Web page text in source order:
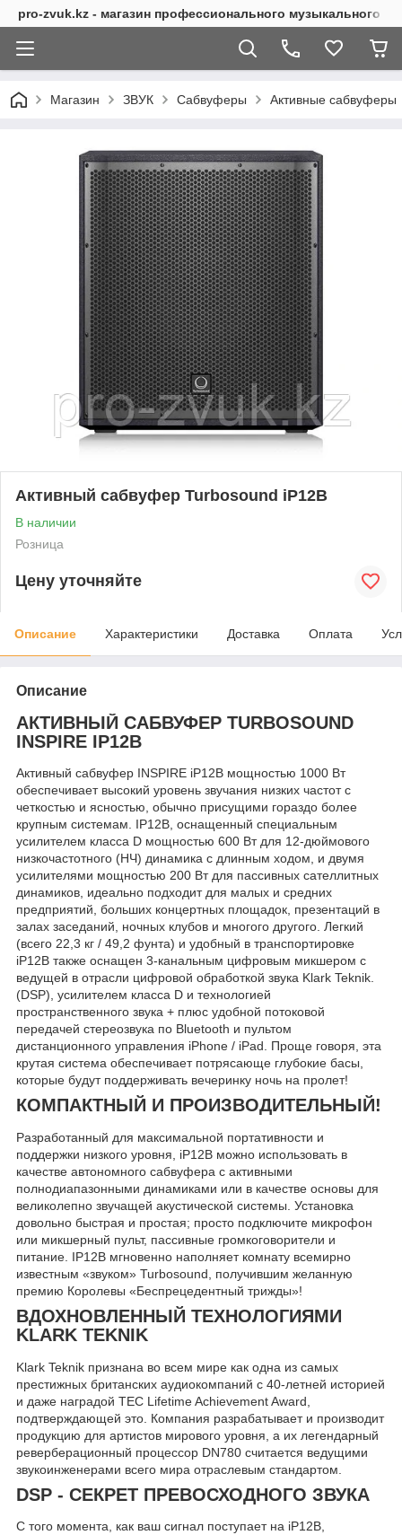
pro-zvuk.kz - магазин профессионального музыкального
Магазин ЗВУК Сабвуферы Активные сабвуферы
Активный сабвуфер Turbosound iP12B
В наличии
Розница
Цену уточняйте
Описание Характеристики Доставка Оплата
Описание
АКТИВНЫЙ САБВУФЕР TURBOSOUND
INSPIRE IP12B
Активный сабвуфер INSPIRE iP12B мощностью 1000 Вт
обеспечивает высокий уровень звучания низких частот с
четкостью и ясностью, обычно присущими гораздо более
крупным системам. IP12B, оснащенный специальным
усилителем класса D мощностью 600 Вт для 12-дюймового
низкочастотного (НЧ) динамика с длинным ходом, и двумя
усилителями мощностью 200 Вт для пассивных сателлитных
динамиков, идеально подходит для малых и средних
предприятий, больших концертных площадок, презентаций в
залах заседаний, ночных клубов и многого другого. Легкий
(всего 22,3 кг / 49,2 фунта) и удобный в транспортировке
iP12B также оснащен 3-канальным цифровым микшером с
ведущей в отрасли цифровой обработкой звука Klark Teknik.
(DSP), усилителем класса D и технологией
пространственного звука + плюс удобной потоковой
передачей стереозвука по Bluetooth и пультом
дистанционного управления iPhone / iPad. Проще говоря, эта
крутая система обеспечивает потрясающе глубокие басы,
которые будут поддерживать вечеринку ночь на пролет!
КОМПАКТНЫЙ И ПРОИЗВОДИТЕЛЬНЫЙ!
Разработанный для максимальной портативности и
поддержки низкого уровня, iP12B можно использовать в
качестве автономного сабвуфера с активными
полнодиапазонными динамиками или в качестве основы для
великолепно звучащей акустической системы. Установка
довольно быстрая и простая; просто подключите микрофон
или микшерный пульт, пассивные громкоговорители и
питание. IP12B мгновенно наполняет комнату всемирно
известным «звуком» Turbosound, получившим желанную
премию Королевы «Беспрецедентный трижды»!
ВДОХНОВЛЕННЫЙ ТЕХНОЛОГИЯМИ
KLARK TEKNIK
Klark Teknik признана во всем мире как одна из самых
престижных британских аудиокомпаний с 40-летней историей
и даже наградой TEC Lifetime Achievement Award,
подтверждающей это. Компания разрабатывает и производит
продукцию для артистов мирового уровня, а их легендарный
реверберационный процессор DN780 считается ведущими
звукоинженерами всего мира отраслевым стандартом.
DSP - СЕКРЕТ ПРЕВОСХОДНОГО ЗВУКА
С того момента, как ваш сигнал поступает на iP12B,